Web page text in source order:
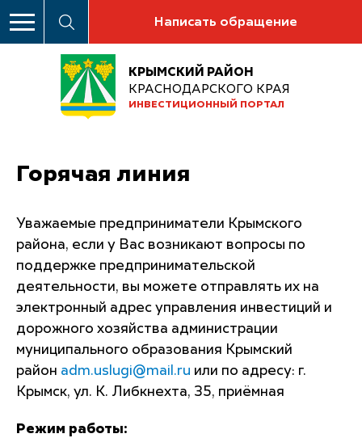
Написать обращение
КРЫМСКИЙ РАЙОН
КРАСНОДАРСКОГО КРАЯ
ИНВЕСТИЦИОННЫЙ ПОРТАЛ
Горячая линия
Уважаемые предприниматели Крымского
района, если у Вас возникают вопросы по
поддержке предпринимательской
деятельности, вы можете отправлять их на
электронный адрес управления инвестиций и
дорожного хозяйства администрации
муниципального образования Крымский
район adm.uslugi@mail.ru или по адресу: г.
Крымск, ул. К. Либкнехта, 35, приёмная
Режим работы: